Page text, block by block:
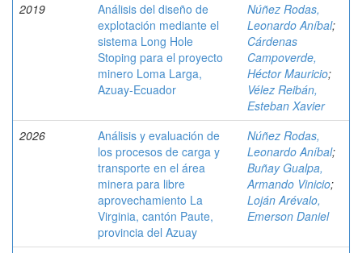
2019
Análisis del diseño de
explotación mediante el
sistema Long Hole
Stoping para el proyecto
minero Loma Larga,
Azuay-Ecuador
Núñez Rodas,
Leonardo Aníbal;
Cárdenas
Campoverde,
Héctor Mauricio;
Vélez Reibán,
Esteban Xavier
2026
Análisis y evaluación de
los procesos de carga y
transporte en el área
minera para libre
aprovechamiento La
Virginia, cantón Paute,
provincia del Azuay
Núñez Rodas,
Leonardo Aníbal;
Buñay Gualpa,
Armando Vinicio;
Loján Arévalo,
Emerson Daniel